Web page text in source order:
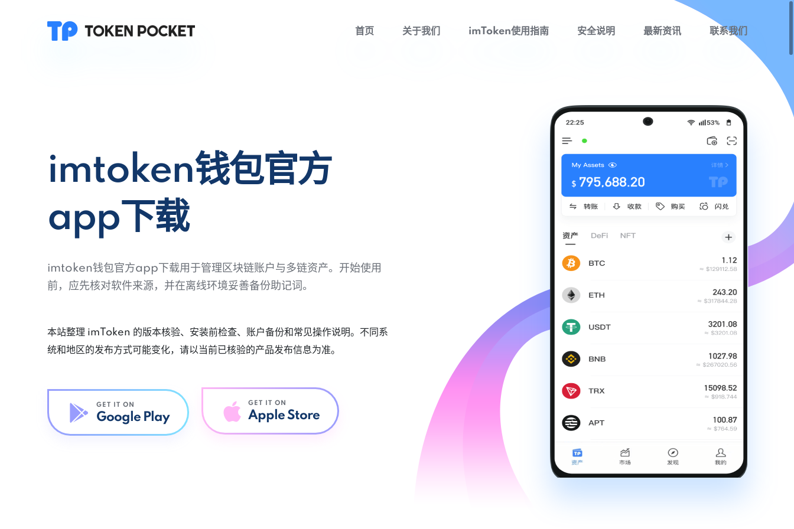
首页 关于我们 imToken使用指南 安全说明 最新资讯 联系我们
imtoken钱包官方
app下载
imtoken钱包官方app下载用于管理区块链账户与多链资产。开始使用
前，应先核对软件来源，并在离线环境妥善备份助记词。
本站整理 imToken 的版本核验、安装前检查、账户备份和常见操作说明。不同系
统和地区的发布方式可能变化，请以当前已核验的产品发布信息为准。
GET IT ON
Google Play
GET IT ON
Apple Store